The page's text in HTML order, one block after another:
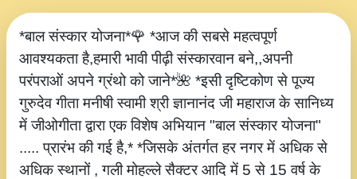
*बाल संस्कार योजना*🌹 *आज की सबसे महत्वपूर्ण
आवश्यकता है,हमारी भावी पीढ़ी संस्कारवान बने,,अपनी
परंपराओं अपने ग्रंथो को जाने*🌺 *इसी दृष्टिकोण से पूज्य
गुरुदेव गीता मनीषी स्वामी श्री ज्ञानानंद जी महाराज के सानिध्य
में जीओगीता द्वारा एक विशेष अभियान "बाल संस्कार योजना"
..... प्रारंभ की गई है,* *जिसके अंतर्गत हर नगर में अधिक से
अधिक स्थानों , गली मोहल्ले सैक्टर आदि में 5 से 15 वर्ष के